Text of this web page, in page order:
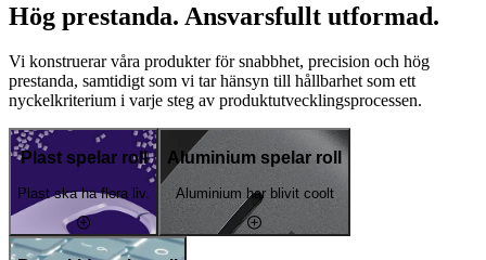
Hög prestanda. Ansvarsfullt utformad.
Vi konstruerar våra produkter för snabbhet, precision och hög
prestanda, samtidigt som vi tar hänsyn till hållbarhet som ett
nyckelkriterium i varje steg av produktutvecklingsprocessen.
Plast spelar roll
Plast ska ha flera liv.
Aluminium spelar roll
Aluminium har blivit coolt